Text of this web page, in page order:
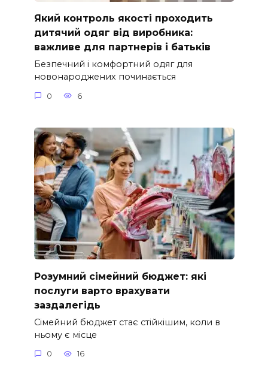
Який контроль якості проходить
дитячий одяг від виробника:
важливе для партнерів і батьків
Безпечний і комфортний одяг для
новонароджених починається
0 6
Розумний сімейний бюджет: які
послуги варто врахувати
заздалегідь
Сімейний бюджет стає стійкішим, коли в
ньому є місце
0 16